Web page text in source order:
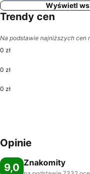
Wyświetl
Trendy cen
Na podstawie najniższych cen
0 zł
0 zł
0 zł
Opinie
9,0 Znakomity